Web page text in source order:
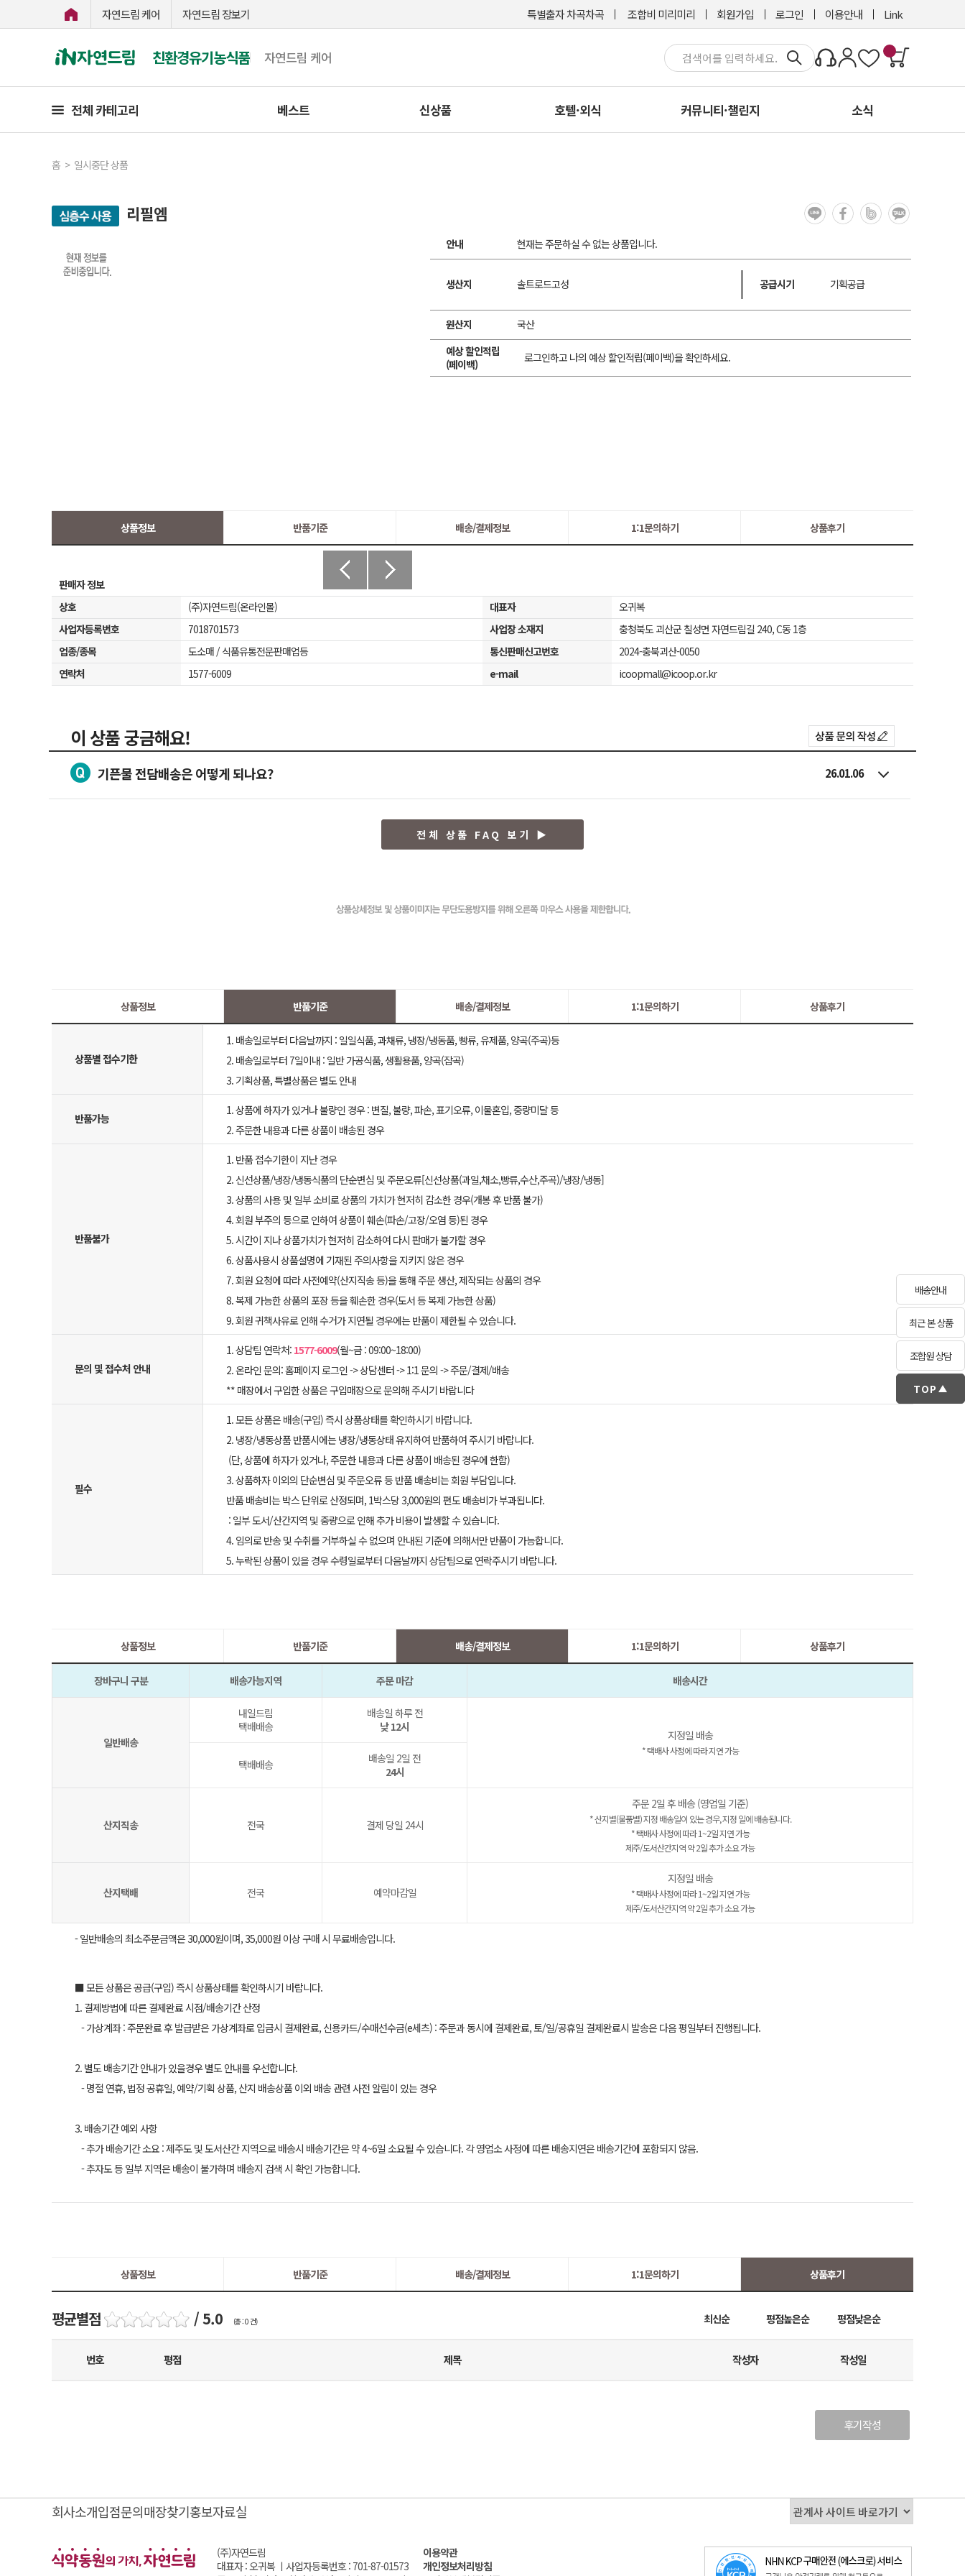
자연드림 케어 자연드림 장보기 특별출자 차곡차곡 조합비 미리미리 회원가입 로그인 이용안내 Link
친환경유기농식품 자연드림 케어
전체 카테고리 베스트 신상품 호텔·외식 커뮤니티·챌린지 소식
배송안내
최근 본 상품
조합원 상담
TOP
홈 > 일시중단 상품
리필엠
안내 현재는 주문하실 수 없는 상품입니다.
생산지 솔트로드고성 공급시기 기획공급
원산지
국산
예상 할인적립
(페이백)
로그인하고 나의 예상 할인적립(페이백)을 확인하세요.
상품정보 반품기준 배송/결제정보 1:1문의하기 상품후기
판매자 정보
상호
(주)자연드림(온라인몰) 대표자
오귀복
사업자등록번호
7018701573 사업장 소재지
충청북도 괴산군 칠성면 자연드림길 240, C동 1층
업종/종목
도소매 / 식품유통전문판매업등 통신판매신고번호
2024-충북괴산-0050
연락처
1577-6009 e-mail icoopmall@icoop.or.kr
이 상품 궁금해요!
기픈물 전담배송은 어떻게 되나요? 26.01.06
전체 상품 FAQ 보기 ▶
상품정보 반품기준 배송/결제정보 1:1문의하기 상품후기
상품별 접수기한
1. 배송일로부터 다음날까지 : 일일식품, 과채류, 냉장/냉동품, 빵류, 유제품, 양곡(주곡)등
2. 배송일로부터 7일이내 : 일반 가공식품, 생활용품, 양곡(잡곡)
3. 기획상품, 특별상품은 별도 안내
반품가능
1. 상품에 하자가 있거나 불량인 경우 : 변질, 불량, 파손, 표기오류, 이물혼입, 중량미달 등
2. 주문한 내용과 다른 상품이 배송된 경우
반품불가
1. 반품 접수기한이 지난 경우
2. 신선상품/냉장/냉동식품의 단순변심 및 주문오류[신선상품(과일,채소,빵류,수산,주곡)/냉장/냉동]
3. 상품의 사용 및 일부 소비로 상품의 가치가 현저히 감소한 경우(개봉 후 반품 불가)
4. 회원 부주의 등으로 인하여 상품이 훼손(파손/고장/오염 등)된 경우
5. 시간이 지나 상품가치가 현저히 감소하여 다시 판매가 불가할 경우
6. 상품사용시 상품설명에 기재된 주의사항을 지키지 않은 경우
7. 회원 요청에 따라 사전예약(산지직송 등)을 통해 주문 생산, 제작되는 상품의 경우
8. 복제 가능한 상품의 포장 등을 훼손한 경우(도서 등 복제 가능한 상품)
9. 회원 귀책사유로 인해 수거가 지연될 경우에는 반품이 제한될 수 있습니다.
문의 및 접수처 안내
1. 상담팀 연락처: 1577-6009(월~금 : 09:00~18:00)
2. 온라인 문의: 홈페이지 로그인 -> 상담센터 -> 1:1 문의 -> 주문/결제/배송
** 매장에서 구입한 상품은 구입매장으로 문의해 주시기 바랍니다
필수
1. 모든 상품은 배송(구입) 즉시 상품상태를 확인하시기 바랍니다.
2. 냉장/냉동상품 반품시에는 냉장/냉동상태 유지하여 반품하여 주시기 바랍니다.
(단, 상품에 하자가 있거나, 주문한 내용과 다른 상품이 배송된 경우에 한함)
3. 상품하자 이외의 단순변심 및 주문오류 등 반품 배송비는 회원 부담입니다.
반품 배송비는 박스 단위로 산정되며, 1박스당 3,000원의 편도 배송비가 부과됩니다.
: 일부 도서/산간지역 및 중량으로 인해 추가 비용이 발생할 수 있습니다.
4. 임의로 반송 및 수취를 거부하실 수 없으며 안내된 기준에 의해서만 반품이 가능합니다.
5. 누락된 상품이 있을 경우 수령일로부터 다음날까지 상담팀으로 연락주시기 바랍니다.
상품정보 반품기준 배송/결제정보 1:1문의하기 상품후기
장바구니 구분 배송가능지역 주문 마감 배송시간
일반배송
내일드림
택배배송
배송일 하루 전
낮 12시
지정일 배송
* 택배사 사정에 따라 지연 가능
택배배송
배송일 2일 전
24시
산지직송 전국 결제 당일 24시
주문 2일 후 배송 (영업일 기준)
* 산지별(물품별) 지정 배송일이 있는 경우, 지정 일에 배송됩니다.
* 택배사 사정에 따라 1~2일 지연 가능
제주/도서산간지역 약 2일 추가 소요 가능
산지택배 전국 예약마감일
지정일 배송
* 택배사 사정에 따라 1~2일 지연 가능
제주/도서산간지역 약 2일 추가 소요 가능
- 일반배송의 최소주문금액은 30,000원이며, 35,000원 이상 구매 시 무료배송입니다.
■ 모든 상품은 공급(구입) 즉시 상품상태를 확인하시기 바랍니다.
1. 결제방법에 따른 결제완료 시점/배송기간 산정
- 가상계좌 : 주문완료 후 발급받은 가상계좌로 입금시 결제완료, 신용카드/수매선수금(e세츠) : 주문과 동시에 결제완료, 토/일/공휴일 결제완료시 발송은 다음 평일부터 진행됩니다.
2. 별도 배송기간 안내가 있을경우 별도 안내를 우선합니다.
- 명절 연휴, 법정 공휴일, 예약/기획 상품, 산지 배송상품 이외 배송 관련 사전 알림이 있는 경우
3. 배송기간 예외 사항
- 추가 배송기간 소요 : 제주도 및 도서산간 지역으로 배송시 배송기간은 약 4~6일 소요될 수 있습니다. 각 영업소 사정에 따른 배송지연은 배송기간에 포함되지 않음.
- 추자도 등 일부 지역은 배송이 불가하며 배송지 검색 시 확인 가능합니다.
상품정보 반품기준 배송/결제정보 1:1문의하기 상품후기
평균별점 / 5.0 (총 : 0 건) 최신순 평점높은순 평점낮은순
번호 평점 제목 작성자 작성일
후기작성
회사소개입점문의매장찾기홍보자료실
(주)자연드림
대표자 : 오귀복 ㅣ 사업자등록번호 : 701-87-01573
이용약관
개인정보처리방침